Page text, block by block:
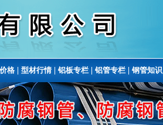
格 型材行情 铝板专栏 铝管专栏 钢管知识